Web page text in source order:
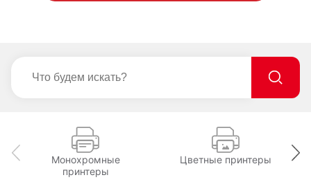
Монохромные
принтеры
Цветные принтеры